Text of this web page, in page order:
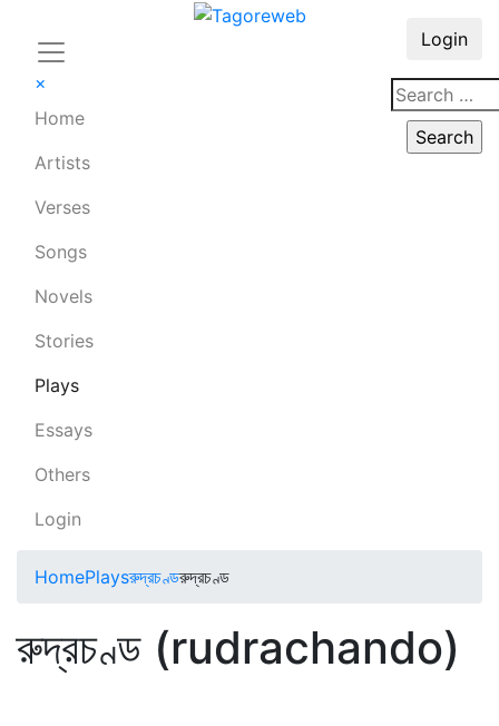
×
Home
Artists
Verses
Songs
Novels
Stories
Plays
Essays
Others
Login
Login
HomePlaysরুদ্রচণ্ডরুদ্রচণ্ড
রুদ্রচণ্ড (rudrachando)